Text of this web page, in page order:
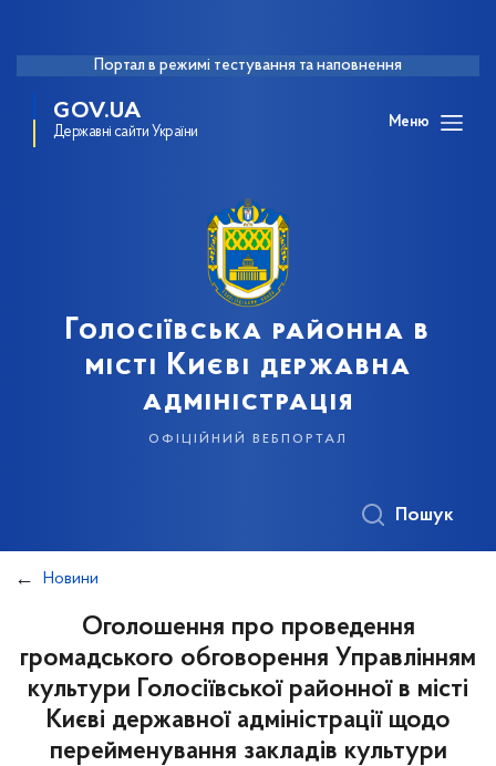
Портал в режимі тестування та наповнення
GOV.UA
Державні сайти України
Меню
Голосіївська районна в
місті Києві державна
адміністрація
офіційний вебпортал
Пошук
Новини
Оголошення про проведення
громадського обговорення Управлінням
культури Голосіївської районної в місті
Києві державної адміністрації щодо
перейменування закладів культури